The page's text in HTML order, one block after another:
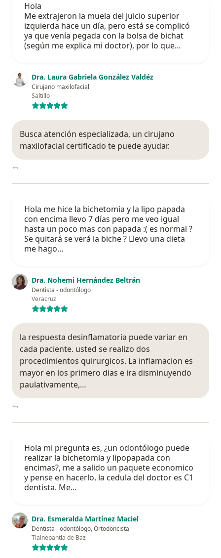
Hola
Me extrajeron la muela del juicio superior
izquierda hace un día, pero está se complicó
ya que venía pegada con la bolsa de bichat
(según me explica mi doctor), por lo que…
Dra. Laura Gabriela González Valdéz
Cirujano maxilofacial
Saltillo
Busca atención especializada, un cirujano
maxilofacial certificado te puede ayudar.
Hola me hice la bichetomia y la lipo papada
con encima llevo 7 días pero me veo igual
hasta un poco mas con papada :( es normal ?
Se quitará se verá la biche ? Llevo una dieta
me hago…
Dra. Nohemi Hernández Beltrán
Dentista - odontólogo
Veracruz
la respuesta desinflamatoria puede variar en
cada paciente. usted se realizo dos
procedimientos quirurgicos. La inflamacion es
mayor en los primero dias e ira disminuyendo
paulativamente,…
Hola mi pregunta es, ¿un odontólogo puede
realizar la bichetomia y lipopapada con
encimas?, me a salido un paquete economico
y pense en hacerlo, la cedula del doctor es C1
dentista. Me…
Dra. Esmeralda Martínez Maciel
Dentista - odontólogo, Ortodoncista
Tlalnepantla de Baz